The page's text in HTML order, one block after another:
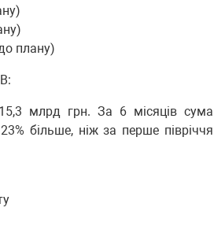
плану)
млрд грн. За 6 місяців сума
більше, ніж за перше півріччя